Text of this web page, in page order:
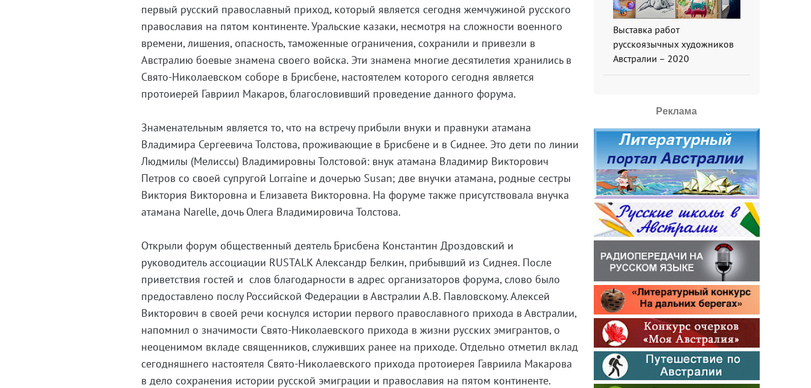
первый русский православный приход, который является сегодня жемчужиной русского
православия на пятом континенте. Уральские казаки, несмотря на сложности военного
времени, лишения, опасность, таможенные ограничения, сохранили и привезли в
Австралию боевые знамена своего войска. Эти знамена многие десятилетия хранились в
Свято-Николаевском соборе в Брисбене, настоятелем которого сегодня является
протоиерей Гавриил Макаров, благословивший проведение данного форума.
Знаменательным является то, что на встречу прибыли внуки и правнуки атамана
Владимира Сергеевича Толстова, проживающие в Брисбене и в Сиднее. Это дети по линии
Людмилы (Мелиссы) Владимировны Толстовой: внук атамана Владимир Викторович
Петров со своей супругой Lorraine и дочерью Susan; две внучки атамана, родные сестры
Виктория Викторовна и Елизавета Викторовна. На форуме также присутствовала внучка
атамана Narelle, дочь Олега Владимировича Толстова.
Открыли форум общественный деятель Брисбена Константин Дроздовский и
руководитель ассоциации RUSTALK Александр Белкин, прибывший из Сиднея. После
приветствия гостей и слов благодарности в адрес организаторов форума, слово было
предоставлено послу Российской Федерации в Австралии А.В. Павловскому. Алексей
Викторович в своей речи коснулся истории первого православного прихода в Австралии,
напомнил о значимости Свято-Николаевского прихода в жизни русских эмигрантов, о
неоценимом вкладе священников, служивших ранее на приходе. Отдельно отметил вклад
сегодняшнего настоятеля Свято-Николаевского прихода протоиерея Гавриила Макарова
в дело сохранения истории русской эмиграции и православия на пятом континенте.
Выставка работ
русскоязычных художников
Австралии – 2020
Реклама